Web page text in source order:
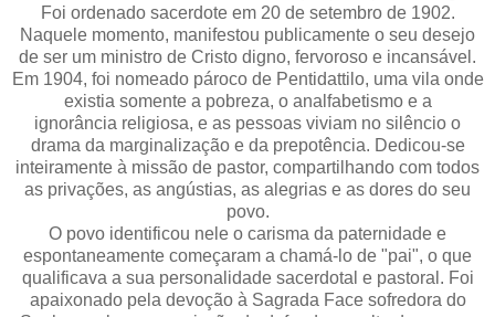
Foi ordenado sacerdote em 20 de setembro de 1902.
Naquele momento, manifestou publicamente o seu desejo
de ser um ministro de Cristo digno, fervoroso e incansável.
Em 1904, foi nomeado pároco de Pentidattilo, uma vila onde
existia somente a pobreza, o analfabetismo e a
ignorância religiosa, e as pessoas viviam no silêncio o
drama da marginalização e da prepotência. Dedicou-se
inteiramente à missão de pastor, compartilhando com todos
as privações, as angústias, as alegrias e as dores do seu
povo.
O povo identificou nele o carisma da paternidade e
espontaneamente começaram a chamá-lo de "pai", o que
qualificava a sua personalidade sacerdotal e pastoral. Foi
apaixonado pela devoção à Sagrada Face sofredora do